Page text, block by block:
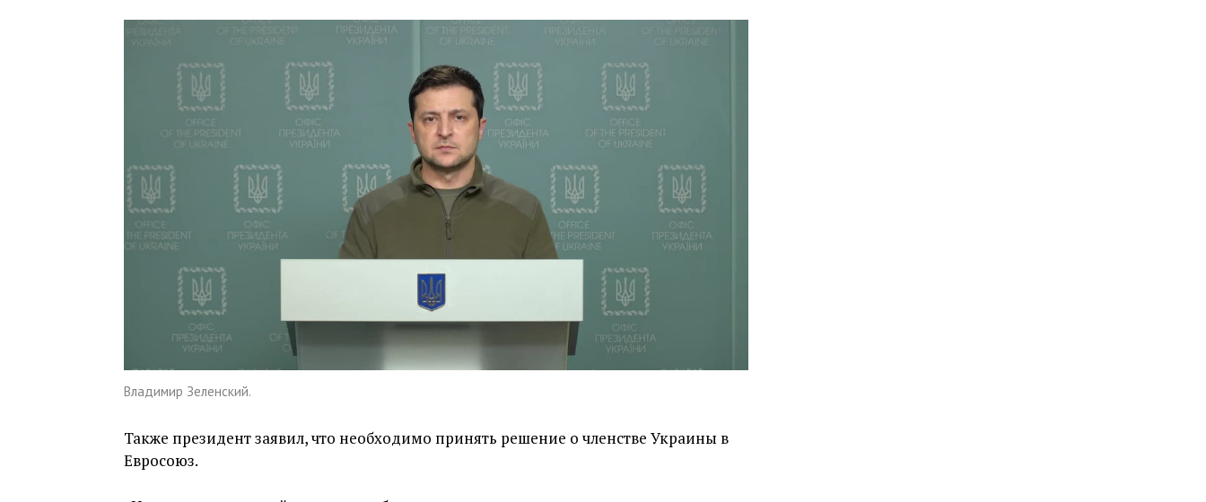
Владимир Зеленский.
Также президент заявил, что необходимо принять решение о членстве Украины в
Евросоюз.